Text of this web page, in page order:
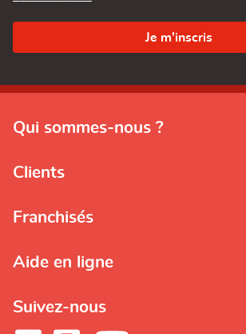
Qui sommes-nous ?
Clients
Franchisés
Aide en ligne
Suivez-nous